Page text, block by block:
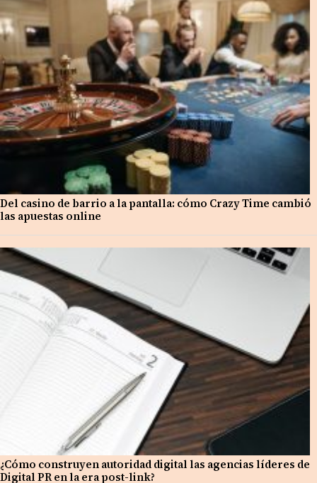
Del casino de barrio a la pantalla: cómo Crazy Time cambió
las apuestas online
¿Cómo construyen autoridad digital las agencias líderes de
Digital PR en la era post-link?